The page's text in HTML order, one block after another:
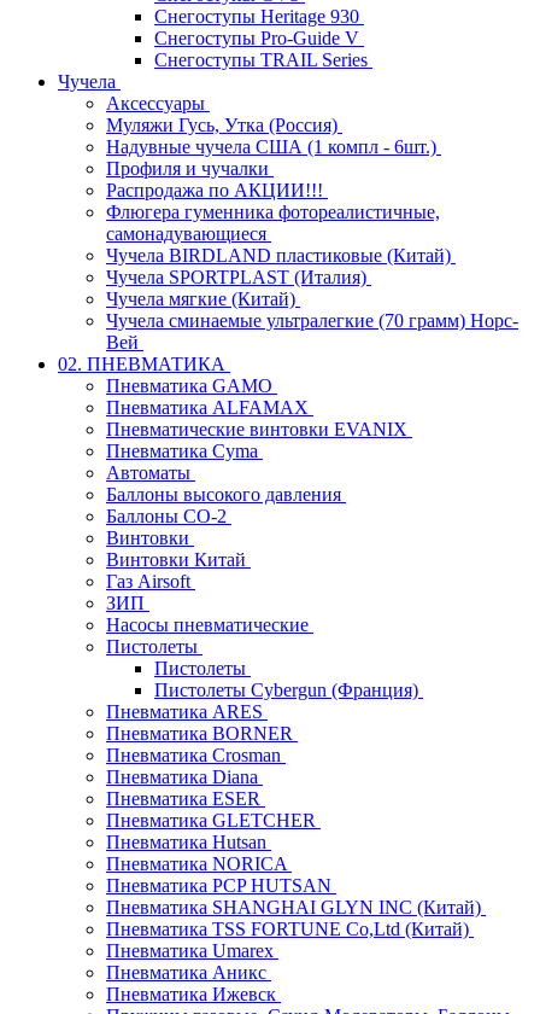
Снегоступы Heritage 930
Снегоступы Pro-Guide V
Снегоступы TRAIL Series
Чучела
Аксессуары
Муляжи Гусь, Утка (Россия)
Надувные чучела США (1 компл - 6шт.)
Профиля и чучалки
Распродажа по АКЦИИ!!!
Флюгера гуменника фотореалистичные,
самонадувающиеся
Чучела BIRDLAND пластиковые (Китай)
Чучела SPORTPLAST (Италия)
Чучела мягкие (Китай)
Чучела сминаемые ультралегкие (70 грамм) Норс-
Вей
02. ПНЕВМАТИКА
Пневматика GAMO
Пневматика ALFAMAX
Пневматические винтовки EVANIX
Пневматика Cyma
Автоматы
Баллоны высокого давления
Баллоны СО-2
Винтовки
Винтовки Китай
Газ Airsoft
ЗИП
Насосы пневматические
Пистолеты
Пистолеты
Пистолеты Cybergun (Франция)
Пневматика ARES
Пневматика BORNER
Пневматика Crosman
Пневматика Diana
Пневматика ESER
Пневматика GLETCHER
Пневматика Hutsan
Пневматика NORICA
Пневматика PCP HUTSAN
Пневматика SHANGHAI GLYN INC (Китай)
Пневматика TSS FORTUNE Co,Ltd (Китай)
Пневматика Umarex
Пневматика Аникс
Пневматика Ижевск